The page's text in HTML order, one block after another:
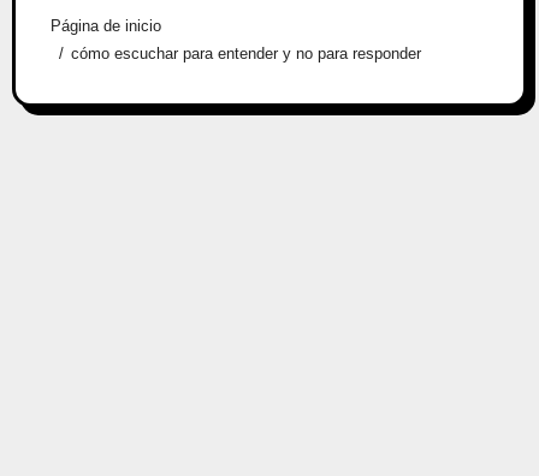
Página de inicio
cómo escuchar para entender y no para responder